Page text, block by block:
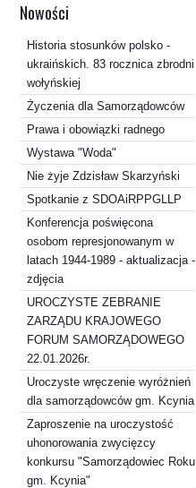
Nowości
Historia stosunków polsko -
ukraińskich. 83 rocznica zbrodni
wołyńskiej
Życzenia dla Samorządowców
Prawa i obowiązki radnego
Wystawa "Woda"
Nie żyje Zdzisław Skarzyński
Spotkanie z SDOAiRPPGLLP
Konferencja poświęcona
osobom represjonowanym w
latach 1944-1989 - aktualizacja -
zdjęcia
UROCZYSTE ZEBRANIE
ZARZĄDU KRAJOWEGO
FORUM SAMORZĄDOWEGO
22.01.2026r.
Uroczyste wręczenie wyróżnień
dla samorządowców gm. Kcynia
Zaproszenie na uroczystość
uhonorowania zwycięzcy
konkursu "Samorządowiec Roku
gm. Kcynia"